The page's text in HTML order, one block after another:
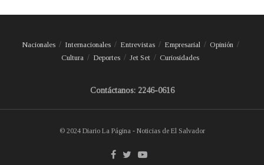
Nacionales Internacionales Entrevistas Empresarial
Opinión
Cultura
Deportes Jet Set Curiosidades
Contáctanos: 2246-0616
© 2024 Diario La Página - Noticias de El Salvador